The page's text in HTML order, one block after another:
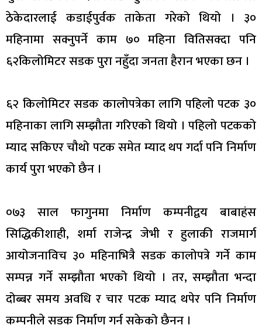
ठेकेदारलाई कडाईपुर्वक ताकेता गरेको थियो । ३०
महिनामा सक्नुपर्ने काम ७० महिना वितिसक्दा पनि
६२किलोमिटर सडक पुरा नहुँदा जनता हैरान भएका छन ।
६२ किलोमिटर सडक कालोपत्रेका लागि पहिलो पटक ३०
महिनाका लागि सम्झौता गरिएको थियो । पहिलो पटकको
म्याद सकिएर चौथो पटक समेत म्याद थप गर्दा पनि निर्माण
कार्य पुरा भएको छैन ।
०७३ साल फागुनमा निर्माण कम्पनीद्वय बाबाहंस
सिद्धिकीशाही, शर्मा राजेन्द्र जेभी र हुलाकी राजमार्ग
आयोजनाविच ३० महिनाभित्रै सडक कालोपत्रे गर्ने काम
सम्पन्न गर्ने सम्झौता भएको थियो । तर, सम्झौता भन्दा
दोब्बर समय अवधि र चार पटक म्याद थपेर पनि निर्माण
कम्पनीले सडक निर्माण गर्न सकेको छैनन ।